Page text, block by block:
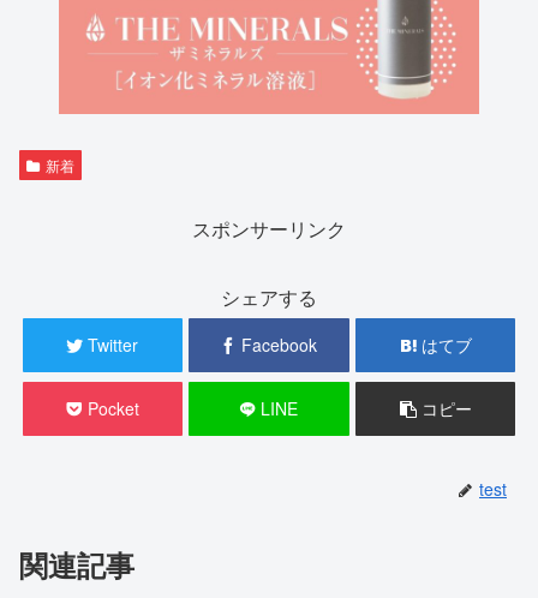
新着
スポンサーリンク
シェアする
Twitter Facebook はてブ
Pocket LINE コピー
test
関連記事